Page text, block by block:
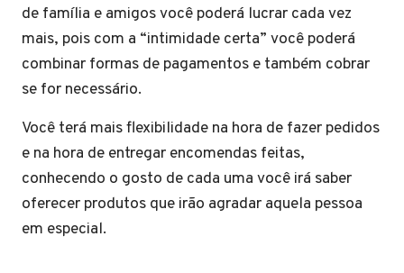
de família e amigos você poderá lucrar cada vez
mais, pois com a “intimidade certa” você poderá
combinar formas de pagamentos e também cobrar
se for necessário.
Você terá mais flexibilidade na hora de fazer pedidos
e na hora de entregar encomendas feitas,
conhecendo o gosto de cada uma você irá saber
oferecer produtos que irão agradar aquela pessoa
em especial.